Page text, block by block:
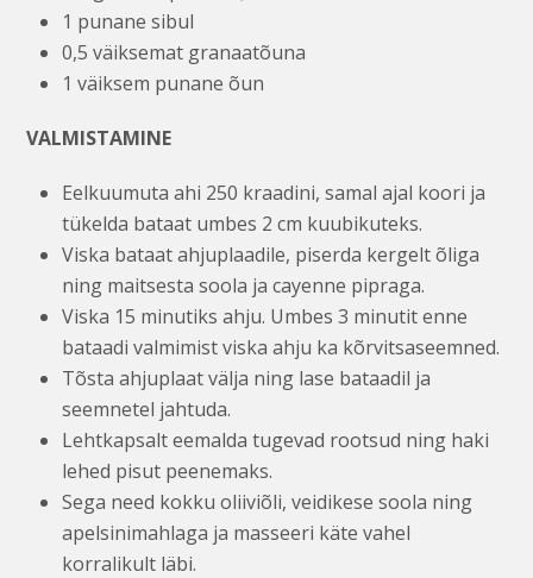
1 punane sibul
0,5 väiksemat granaatõuna
1 väiksem punane õun
VALMISTAMINE
Eelkuumuta ahi 250 kraadini, samal ajal koori ja
tükelda bataat umbes 2 cm kuubikuteks.
Viska bataat ahjuplaadile, piserda kergelt õliga
ning maitsesta soola ja cayenne pipraga.
Viska 15 minutiks ahju. Umbes 3 minutit enne
bataadi valmimist viska ahju ka kõrvitsaseemned.
Tõsta ahjuplaat välja ning lase bataadil ja
seemnetel jahtuda.
Lehtkapsalt eemalda tugevad rootsud ning haki
lehed pisut peenemaks.
Sega need kokku oliiviõli, veidikese soola ning
apelsinimahlaga ja masseeri käte vahel
korralikult läbi.